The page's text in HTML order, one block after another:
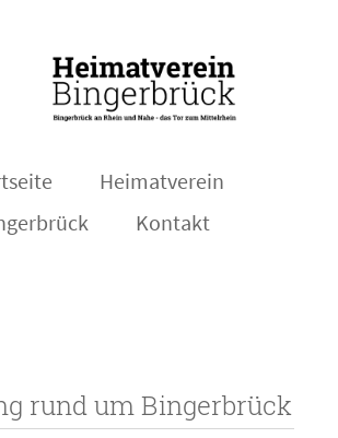
Heimatverein
Kontakt
rund um Bingerbrück